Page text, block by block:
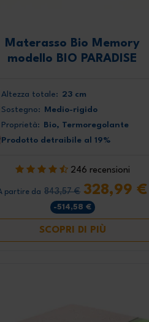
Materasso Bio Memory
modello BIO PARADISE
Altezza totale: 23 cm
Sostegno: Medio-rigido
Proprietà: Bio, Termoregolante
Prodotto detraibile al 19%
246 recensioni
partire da 843,57 € 328,99 €
-514,58 €
SCOPRI DI PIÙ